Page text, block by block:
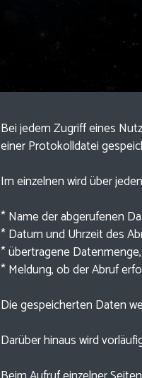
Bei jedem Zugriff eines
einer Protokolldatei
Im einzelnen wird über
* Name der abgerufenen
* Datum und Uhrzeit des
* übertragene Datenmenge,
* Meldung, ob der Abruf
Die gespeicherten Daten
Darüber hinaus wird